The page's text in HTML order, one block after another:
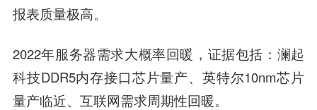
报表质量极高。
2022年服务器需求大概率回暖，证据包括： 澜起
科技DDR5内存接口芯片量产、英特尔10nm芯片
量产临近、互联网需求周期性回暖。